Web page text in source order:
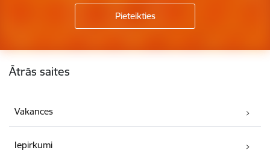
Kājene
Ātrās saites
Vakances
Iepirkumi